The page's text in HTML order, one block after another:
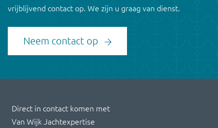
vrijblijvend contact op. We zijn u graag van dienst.
Neem contact op
Direct in contact komen met
Van Wijk Jachtexpertise